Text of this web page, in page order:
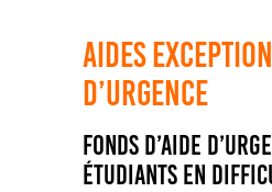
Aides
d’Urgence
Fonds d’Aide
Étudiants en